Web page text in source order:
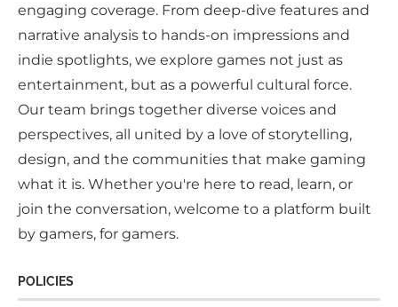
engaging coverage. From deep-dive features and
narrative analysis to hands-on impressions and
indie spotlights, we explore games not just as
entertainment, but as a powerful cultural force.
Our team brings together diverse voices and
perspectives, all united by a love of storytelling,
design, and the communities that make gaming
what it is. Whether you're here to read, learn, or
join the conversation, welcome to a platform built
by gamers, for gamers.
POLICIES